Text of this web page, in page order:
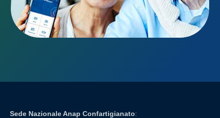
Sede Nazionale Anap Confartigianato: